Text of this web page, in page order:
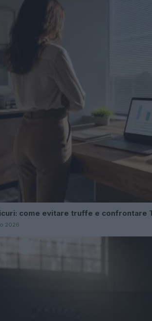
come evitare truffe e confrontare
2026